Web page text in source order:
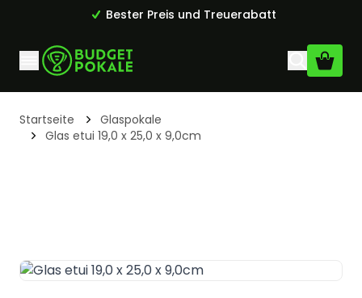
Bester Preis und Treuerabatt
Startseite
Glaspokale
Glas etui 19,0 x 25,0 x 9,0cm